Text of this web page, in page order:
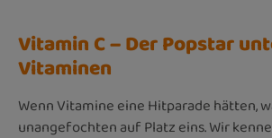
Vitamin C – Der Popstar
Vitaminen
Wenn Vitamine eine Hitparade hätten,
unangefochten auf Platz eins. Wir